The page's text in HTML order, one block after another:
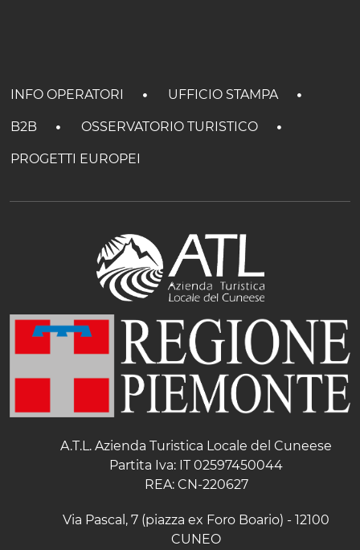
INFO OPERATORI UFFICIO STAMPA
B2B OSSERVATORIO TURISTICO
PROGETTI EUROPEI
A.T.L. Azienda Turistica Locale del Cuneese
Partita Iva: IT 02597450044
REA: CN-220627
Via Pascal, 7 (piazza ex Foro Boario) - 12100
CUNEO